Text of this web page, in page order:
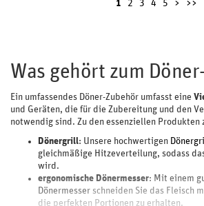
1 2 3 4 5 > >>
Was gehört zum
Ein umfassendes Döner-Zubehör umfasst eine
und Geräten, die für die Zubereitung und den
notwendig sind. Zu den essenziellen Produkten
Dönergrill: Unsere hochwertigen
gleichmäßige Hitzeverteilung, sodass
wird.
ergonomische Dönermesser: Mit einem
Dönermesser schneiden Sie das Fleisch
die perfekten Portionen zu erhalten.